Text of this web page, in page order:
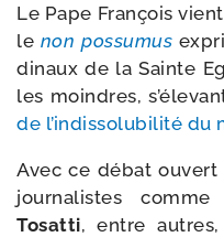
Le Pape François
le non pos­su­mus
di­naux de la Sainte
les moindres,
de l’in­dis­so­lu­bi­li­té du
Avec ce débat
jour­na­listes
Tosatti, entre